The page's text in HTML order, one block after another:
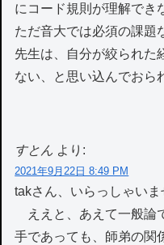
にコード規則が理解でき
ただ音大では必須の課題
先生は、自分が絞られた
ない、と思い込んでおら
すとん より:
2021年9月22日 8:49 PM
takさん、いらっしゃいま
ええと、あえて一般論
手であっても、師弟の関